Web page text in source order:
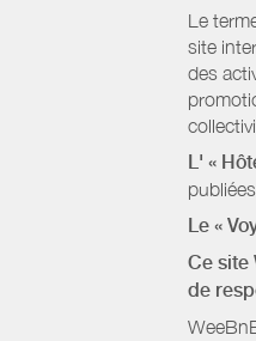
Le
site
des
L' «
Le «
Ce site
de